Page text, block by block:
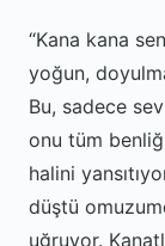
“Kana kana
yoğun,
Bu, sadece
onu tüm
halini
düştü
uğruyor.